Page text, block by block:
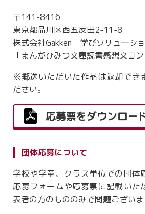
〒141-8416
東京都品川区西五反田2-11-8
株式会社Gakken 学びソリュ―シ
「まんがひみつ文庫読書感想文コ
※郵送いただいた作品は返却でき
ださい。
応募票をダウンロー
団体応募について
学校や学童、クラス単位での団体
応募フォームや応募票に記載いた
表者の方のもののみで問題ございま